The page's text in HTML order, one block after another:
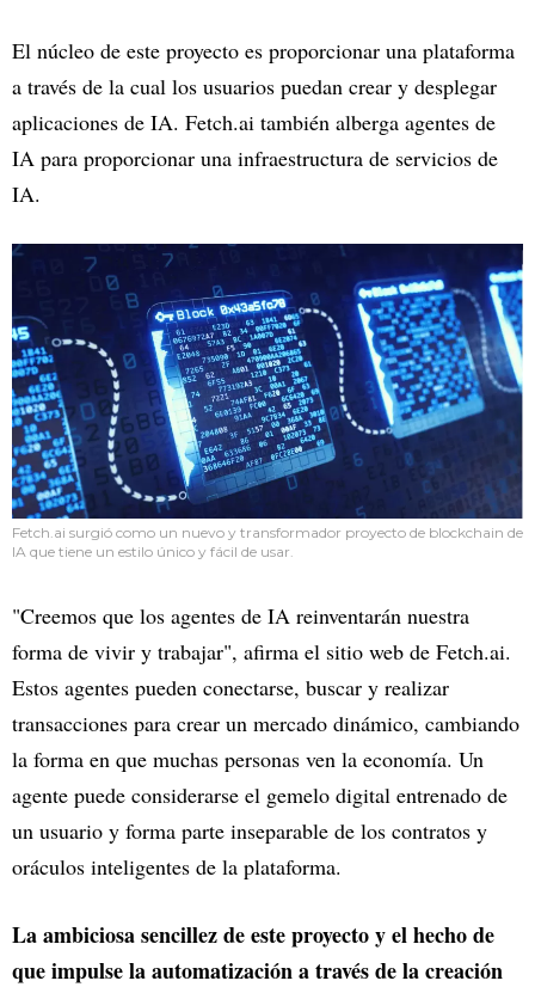
El núcleo de este proyecto es proporcionar una plataforma
a través de la cual los usuarios puedan crear y desplegar
aplicaciones de IA. Fetch.ai también alberga agentes de
IA para proporcionar una infraestructura de servicios de
IA.
Fetch.ai surgió como un nuevo y transformador proyecto de blockchain de
IA que tiene un estilo único y fácil de usar.
"Creemos que los agentes de IA reinventarán nuestra
forma de vivir y trabajar", afirma el sitio web de Fetch.ai.
Estos agentes pueden conectarse, buscar y realizar
transacciones para crear un mercado dinámico, cambiando
la forma en que muchas personas ven la economía. Un
agente puede considerarse el gemelo digital entrenado de
un usuario y forma parte inseparable de los contratos y
oráculos inteligentes de la plataforma.
La ambiciosa sencillez de este proyecto y el hecho de
que impulse la automatización a través de la creación